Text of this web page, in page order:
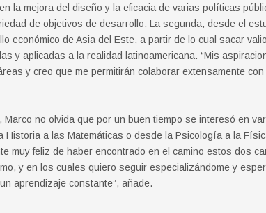
la mejora del diseño y la eficacia de varias políticas
de objetivos de desarrollo. La segunda, desde el
económico de Asia del Este, a partir de lo cual sacar
y aplicadas a la realidad latinoamericana. “Mis
y creo que me permitirán colaborar extensamente
Marco no olvida que por un buen tiempo se interesó en
Historia a las Matemáticas o desde la Psicología a la
muy feliz de haber encontrado en el camino estos dos
y en los cuales quiero seguir especializándome y
aprendizaje constante”, añade.